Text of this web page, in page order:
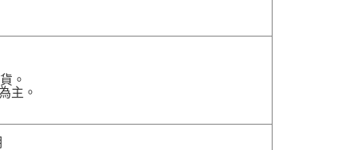
。
主。